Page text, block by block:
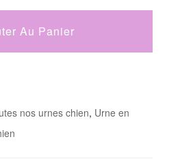
Au Panier
nos urnes chien, Urne en